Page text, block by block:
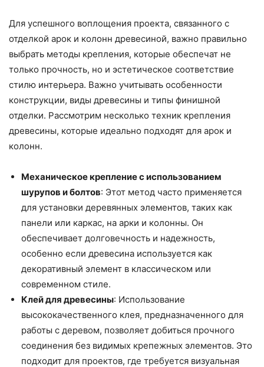
Для успешного воплощения проекта, связанного с
отделкой арок и колонн древесиной, важно правильно
выбрать методы крепления, которые обеспечат не
только прочность, но и эстетическое соответствие
стилю интерьера. Важно учитывать особенности
конструкции, виды древесины и типы финишной
отделки. Рассмотрим несколько техник крепления
древесины, которые идеально подходят для арок и
колонн.
Механическое крепление с использованием
шурупов и болтов: Этот метод часто применяется
для установки деревянных элементов, таких как
панели или каркас, на арки и колонны. Он
обеспечивает долговечность и надежность,
особенно если древесина используется как
декоративный элемент в классическом или
современном стиле.
Клей для древесины: Использование
высококачественного клея, предназначенного для
работы с деревом, позволяет добиться прочного
соединения без видимых крепежных элементов. Это
подходит для проектов, где требуется визуальная